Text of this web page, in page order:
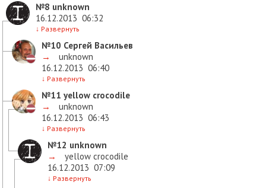
№8 unknown
16.12.2013 06:32
↓ Развернуть
№10 Сергей Васильев
→
unknown
16.12.2013 06:40
↓ Развернуть
№11 yellow crocodile
→
unknown
16.12.2013 06:43
↓ Развернуть
№12 unknown
→
yellow crocodile
16.12.2013 07:09
↓ Развернуть